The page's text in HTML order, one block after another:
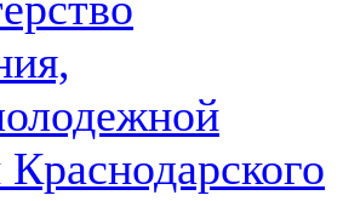
Краснодарского